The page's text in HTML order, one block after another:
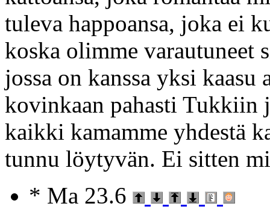
tuleva happoansa, joka ei
koska olimme varautuneet
jossa on kanssa yksi kaasu
kovinkaan pahasti Tukkiin
kaikki kamamme yhdestä
tunnu löytyvän. Ei sitten
* Ma 23.6